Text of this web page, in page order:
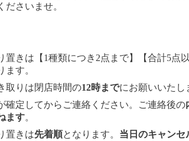
ださいませ。
置きは【1種類につき2点まで】【合計5点
ます。
取りは閉店時間の12時までにお願いいたし
確定してからご連絡ください。ご連絡後の
ます。
置きは先着順となります。 当日のキャンセ